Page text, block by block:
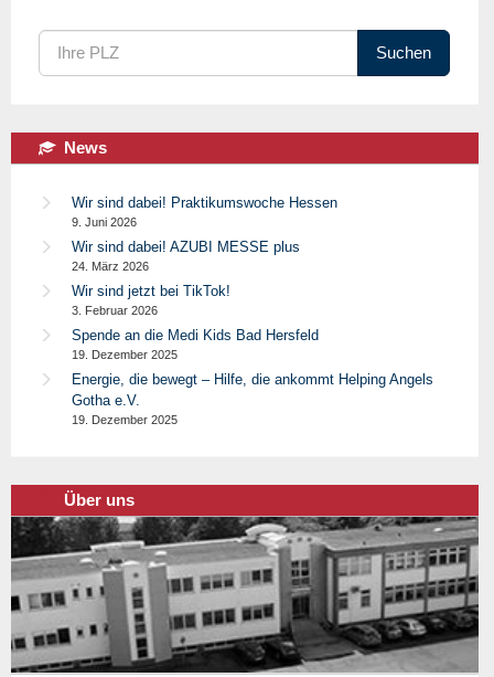
Suchen
News
Wir sind dabei! Praktikumswoche Hessen
9. Juni 2026
Wir sind dabei! AZUBI MESSE plus
24. März 2026
Wir sind jetzt bei TikTok!
3. Februar 2026
Spende an die Medi Kids Bad Hersfeld
19. Dezember 2025
Energie, die bewegt – Hilfe, die ankommt Helping Angels
Gotha e.V.
19. Dezember 2025
Über uns